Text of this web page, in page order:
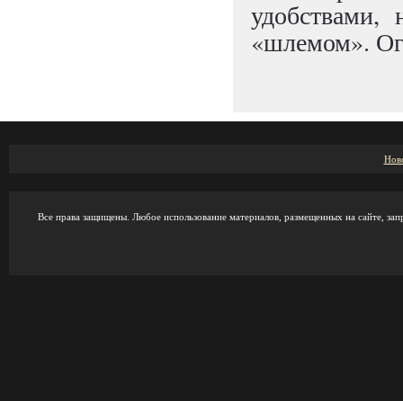
«шлемом».
Все права защищены. Любое использование материалов, размещенных на сайте,